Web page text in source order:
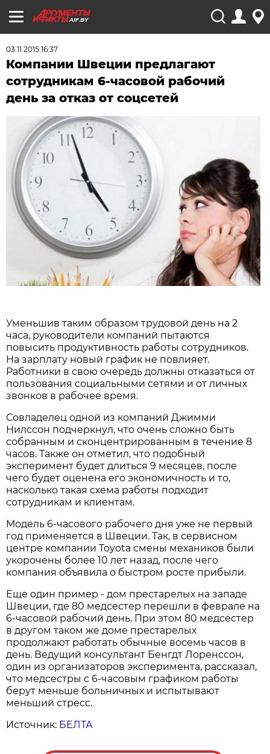
AIF.BY
03.11.2015 16:37
Компании Швеции предлагают
сотрудникам 6-часовой рабочий
день за отказ от соцсетей
Уменьшив таким образом трудовой день на 2
часа, руководители компаний пытаются
повысить продуктивность работы сотрудников.
На зарплату новый график не повлияет.
Работники в свою очередь должны отказаться от
пользования социальными сетями и от личных
звонков в рабочее время.
Совладелец одной из компаний Джимми
Нилссон подчеркнул, что очень сложно быть
собранным и сконцентрированным в течение 8
часов. Также он отметил, что подобный
эксперимент будет длиться 9 месяцев, после
чего будет оценена его экономичность и то,
насколько такая схема работы подходит
сотрудникам и клиентам.
Модель 6-часового рабочего дня уже не первый
год применяется в Швеции. Так, в сервисном
центре компании Toyota смены механиков были
укорочены более 10 лет назад, после чего
компания объявила о быстром росте прибыли.
Еще один пример - дом престарелых на западе
Швеции, где 80 медсестер перешли в феврале на
6-часовой рабочий день. При этом 80 медсестер
в другом таком же доме престарелых
продолжают работать обычные восемь часов в
день. Ведущий консультант Бенгдт Лоренссон,
один из организаторов эксперимента, рассказал,
что медсестры с 6-часовым графиком работы
берут меньше больничных и испытывают
меньший стресс.
Источник: БЕЛТА